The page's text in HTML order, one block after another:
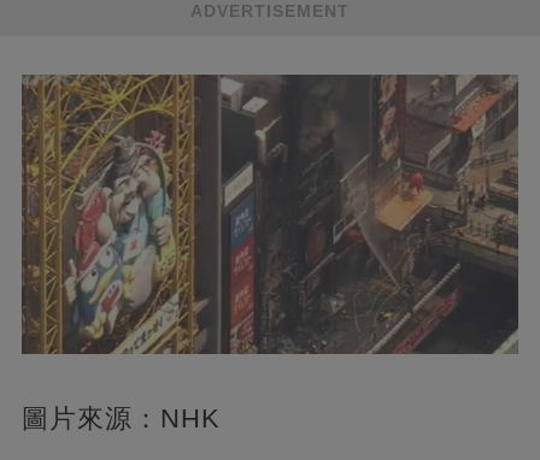
ADVERTISEMENT
圖片來源：NHK